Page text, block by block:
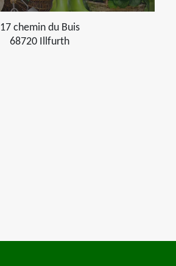
17 chemin du Buis
68720 Illfurth